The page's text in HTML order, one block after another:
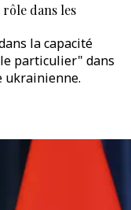
dans les
la capacité
particulier" dans
ukrainienne.